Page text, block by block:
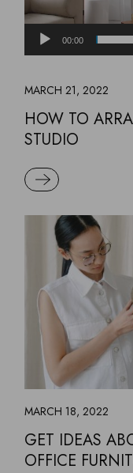
00:00
MARCH 21, 2022
HOW TO
STUDIO
READ MORE
MARCH 18, 2022
GET IDEAS
OFFICE